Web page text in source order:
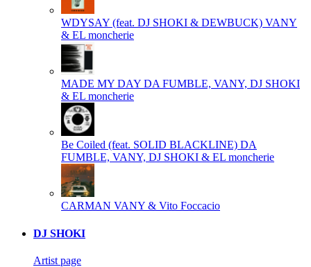
WDYSAY (feat. DJ SHOKI & DEWBUCK) VANY
& EL moncherie
MADE MY DAY DA FUMBLE, VANY, DJ SHOKI
& EL moncherie
Be Coiled (feat. SOLID BLACKLINE) DA
FUMBLE, VANY, DJ SHOKI & EL moncherie
CARMAN VANY & Vito Foccacio
DJ SHOKI
Artist page